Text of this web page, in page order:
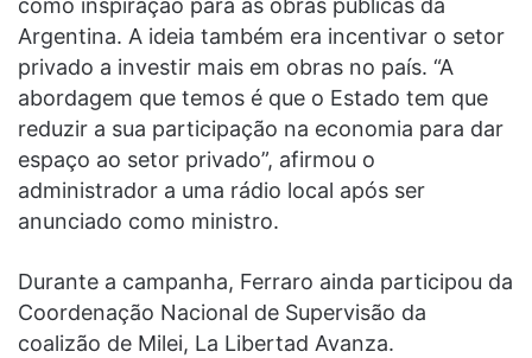
como inspiração para as obras públicas da
Argentina. A ideia também era incentivar o setor
privado a investir mais em obras no país. “A
abordagem que temos é que o Estado tem que
reduzir a sua participação na economia para dar
espaço ao setor privado”, afirmou o
administrador a uma rádio local após ser
anunciado como ministro.
Durante a campanha, Ferraro ainda participou da
Coordenação Nacional de Supervisão da
coalizão de Milei, La Libertad Avanza.